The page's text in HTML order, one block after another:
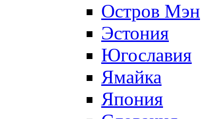
Остров Мэн
Эстония
Югославия
Ямайка
Япония